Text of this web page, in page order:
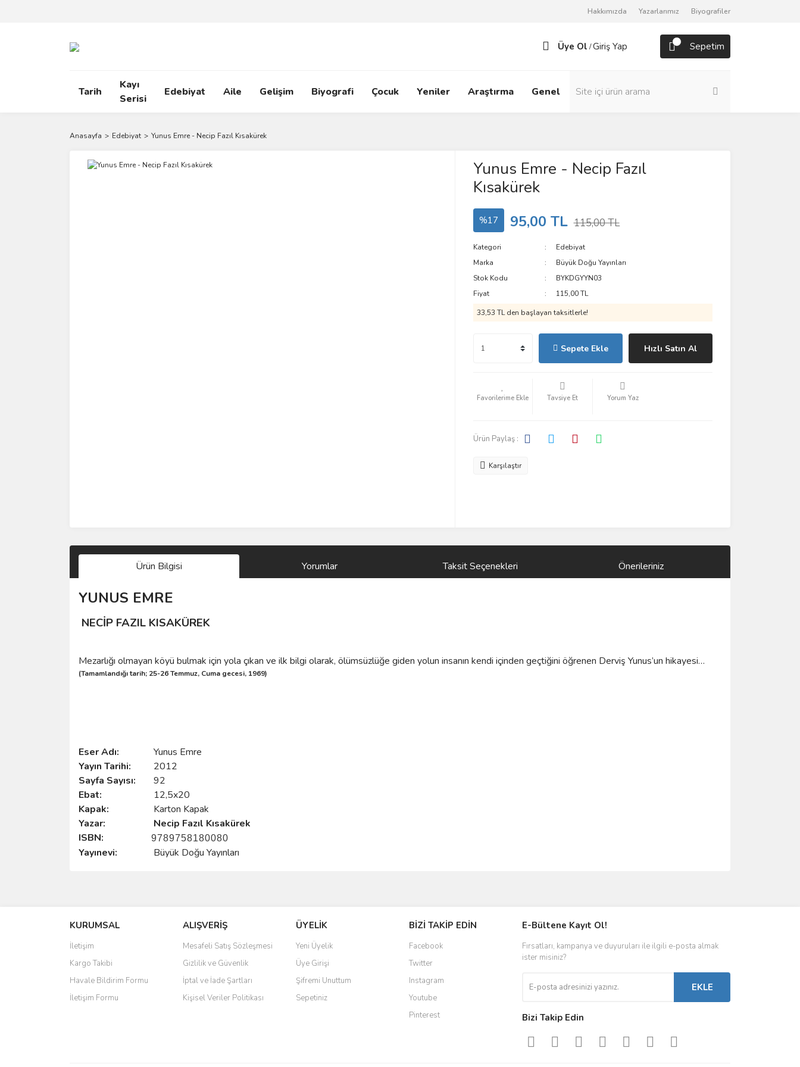
Hakkımızda Yazarlarımız Biyografiler
Üye Ol /Giriş Yap Sepetim
Tarih
Kayı
Serisi
Edebiyat Aile Gelişim Biyografi Çocuk Yeniler Araştırma Genel Roman
Anasayfa Edebiyat Yunus Emre - Necip Fazıl Kısakürek
Yunus Emre - Necip Fazıl
Kısakürek
%17 95,00 TL 115,00 TL
Kategori
Edebiyat
Marka
Büyük Doğu Yayınları
Stok Kodu
BYKDGYYN03
Fiyat
115,00 TL
33,53 TL den başlayan taksitlerle!
Sepete Ekle Hızlı Satın Al
Tavsiye Et Yorum Yaz
Ürün Paylaş :
Karşılaştır
Ürün Bilgisi Yorumlar Taksit Seçenekleri Önerileriniz
YUNUS EMRE
NECİP FAZIL KISAKÜREK
Mezarlığı olmayan köyü bulmak için yola çıkan ve ilk bilgi olarak, ölümsüzlüğe giden yolun insanın kendi içinden geçtiğini öğrenen Derviş Yunus’un hikayesi…
(Tamamlandığı tarih; 25-26 Temmuz, Cuma gecesi, 1969)
Eser Adı:
Yunus Emre
Yayın Tarihi:
2012
Sayfa Sayısı:
92
Ebat:
12,5x20
Kapak:
Karton Kapak
Yazar:
Necip Fazıl Kısakürek
ISBN:
9789758180080
Yayınevi: Büyük Doğu Yayınları
Ürün resmi kalitesiz, bozuk veya görüntülenemiyor.
Ürün açıklamasında eksik bilgiler bulunuyor.
Ürün bilgilerinde hatalar bulunuyor.
Ürün fiyatı diğer sitelerden daha pahalı.
Bu ürüne benzer farklı alternatifler olmalı.
KURUMSAL
İletişim
Kargo Takibi
Havale Bildirim Formu
İletişim Formu
ALIŞVERİŞ
Mesafeli Satış Sözleşmesi
Gizlilik ve Güvenlik
İptal ve İade Şartları
Kişisel Veriler Politikası
ÜYELİK
Yeni Üyelik
Üye Girişi
Şifremi Unuttum
Sepetiniz
BİZİ TAKİP EDİN
Facebook
Twitter
Instagram
Youtube
Pinterest
E-Bültene Kayıt Ol!
Fırsatları, kampanya ve duyuruları ile ilgili e-posta almak
ister misiniz?
EKLE
Bizi Takip Edin